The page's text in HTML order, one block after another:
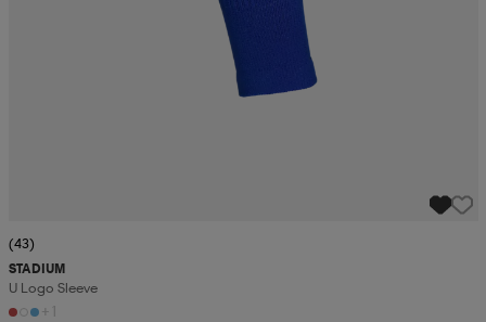
(43)
STADIUM
U Logo Sleeve
+1